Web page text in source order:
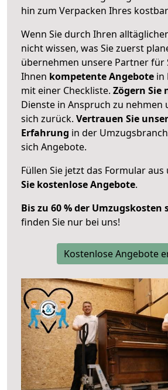
hin zum Verpacken Ihres
Wenn Sie durch Ihren
nicht wissen, was Sie zuerst
übernehmen unsere Partner für
Ihnen kompetente Angebote in
mit einer Checkliste. Zögern Sie
Dienste in Anspruch zu nehmen
sich zurück. Vertrauen Sie
Erfahrung in der
sich Angebote.
Füllen Sie jetzt das Formular aus
Sie kostenlose Angebote.
Bis zu 60 % der Umzugskosten
finden Sie nur bei uns!
Kostenlose Angebote